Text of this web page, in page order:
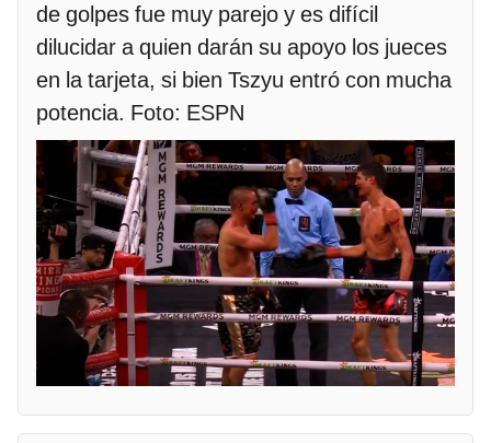
de golpes fue muy parejo y es difícil
dilucidar a quien darán su apoyo los jueces
en la tarjeta, si bien Tszyu entró con mucha
potencia. Foto: ESPN